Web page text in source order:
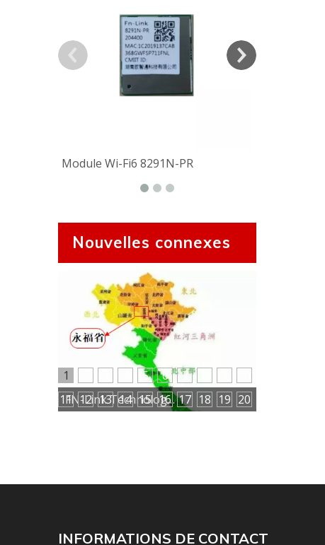
Module Wi-Fi6 8291N-PR
Nouvelles connexes
1 5 6 7
11 12 13 14 15 16 17 18 19 20
FN-Link Technology Limited élargit la présence avec une nouvelle usine au Vietnam
INFORMATIONS DE CONTACT